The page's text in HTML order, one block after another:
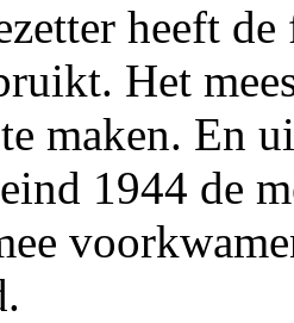
heeft
Het
maken. En
1944 de